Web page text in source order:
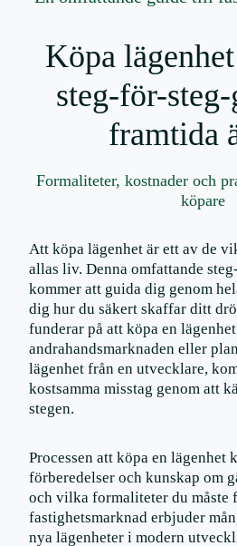
Köpa
steg-för-
framtida
Formaliteter, kostnader och
köpare
Att köpa lägenhet är ett av de
allas liv. Denna omfattande
kommer att guida dig genom
dig hur du säkert skaffar ditt
funderar på att köpa en
andrahandsmarknaden eller
lägenhet från en utvecklare,
kostsamma misstag genom att
stegen.
Processen att köpa en lägenhet
förberedelser och kunskap om
och vilka formaliteter du måste
fastighetsmarknad erbjuder
nya lägenheter i modern